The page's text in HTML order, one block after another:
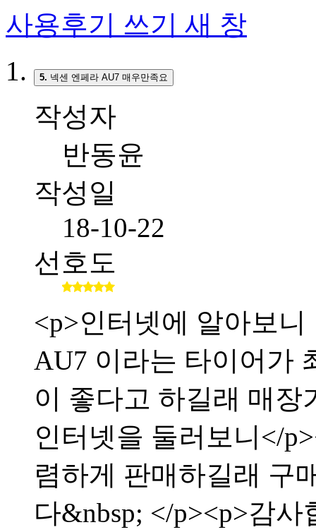
사용후기 쓰기 새 창
5. 넥센 엔페라 AU7 매우만족요
작성자
반동윤
작성일
18-10-22
선호도
<p>인터넷에 알아보
AU7 이라는 타이어가
이 좋다고 하길래 매
인터넷을 둘러보니</
렴하게 판매하길래 구
다&nbsp; </p><p>감